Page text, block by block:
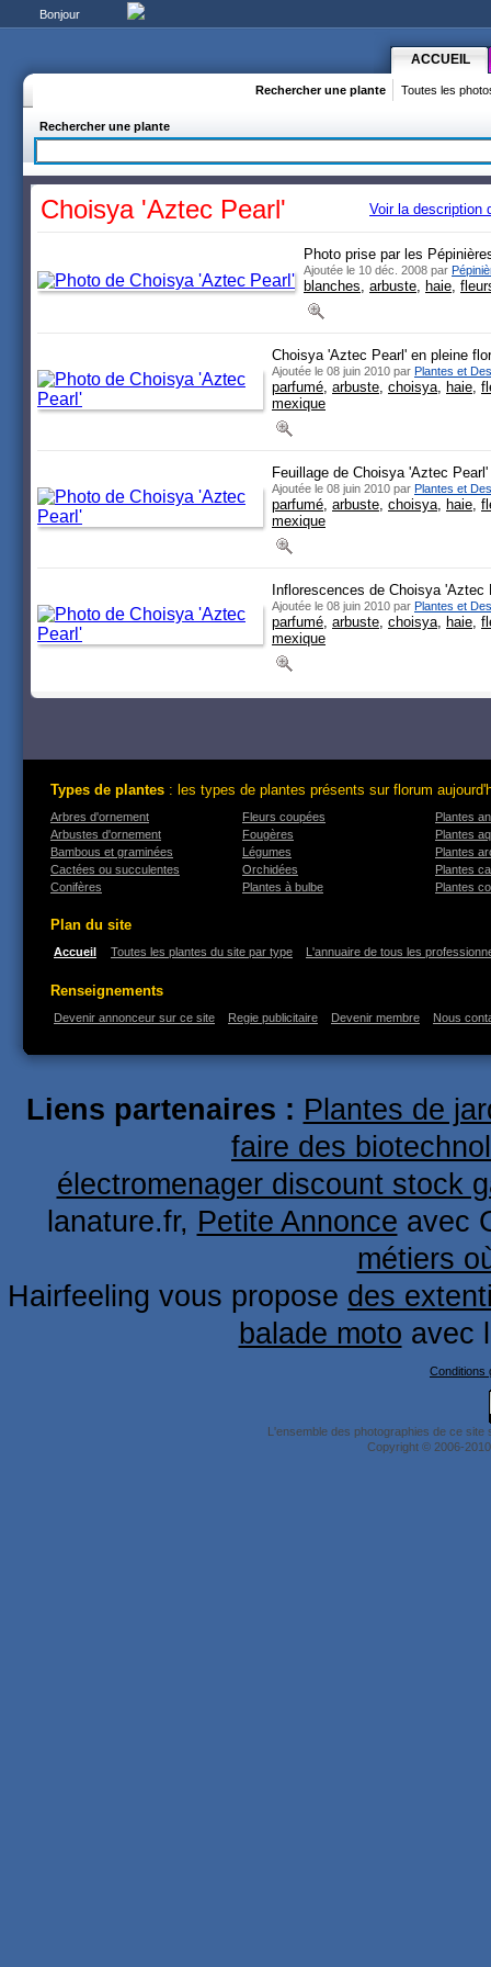
Bonjour
ACCUEIL
Rechercher une plante Toutes les
Rechercher une plante
Choisya 'Aztec Pearl' Voir la description
Photo prise par les
Ajoutée le 10 déc. 2008 par
blanches, arbuste, haie,
Choisya 'Aztec Pearl' en pleine
Ajoutée le 08 juin 2010 par Plantes et
parfumé, arbuste, choisya, haie,
mexique
Feuillage de Choisya 'Aztec Pearl'
Ajoutée le 08 juin 2010 par Plantes et
parfumé, arbuste, choisya, haie,
mexique
Inflorescences de Choisya 'Aztec
Ajoutée le 08 juin 2010 par Plantes et
parfumé, arbuste, choisya, haie,
mexique
Types de plantes : les types de plantes présents sur florum
Arbres d'ornement
Arbustes d'ornement
Bambous et graminées
Cactées ou succulentes
Conifères
Fleurs coupées
Fougères
Légumes
Orchidées
Plantes à bulbe
Plantes
Plantes
Plantes
Plantes
Plantes
Plan du site
Accueil Toutes les plantes du site par type L'annuaire de tous les
Renseignements
Devenir annonceur sur ce site Regie publicitaire Devenir membre Nous
Liens partenaires : Plantes de
faire des
électromenager discount stock
lanature.fr, Petite Annonce avec
métiers
Hairfeeling vous propose des
balade moto avec
Conditions
L'ensemble des photographies de ce
Copyright © 2006-